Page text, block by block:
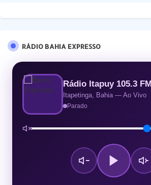
RÁDIO BAHIA EXPRESSO
Rádio Itapuy 105.3 FM
Itapetinga, Bahia — Ao Vivo
Parado